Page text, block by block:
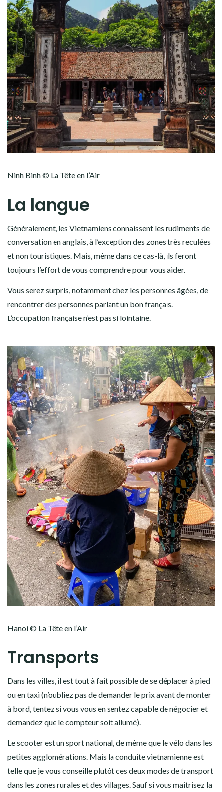
Ninh Binh © La Tête en l’Air
La langue
Généralement, les Vietnamiens connaissent les rudiments de
conversation en anglais, à l’exception des zones très reculées
et non touristiques. Mais, même dans ce cas-là, ils feront
toujours l’effort de vous comprendre pour vous aider.
Vous serez surpris, notamment chez les personnes âgées, de
rencontrer des personnes parlant un bon français.
L’occupation française n’est pas si lointaine.
Hanoi © La Tête en l’Air
Transports
Dans les villes, il est tout à fait possible de se déplacer à pied
ou en taxi (n’oubliez pas de demander le prix avant de monter
à bord, tentez si vous vous en sentez capable de négocier et
demandez que le compteur soit allumé).
Le scooter est un sport national, de même que le vélo dans les
petites agglomérations. Mais la conduite vietnamienne est
telle que je vous conseille plutôt ces deux modes de transport
dans les zones rurales et des villages. Sauf si vous maitrisez la